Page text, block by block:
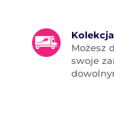
Możesz
swoje